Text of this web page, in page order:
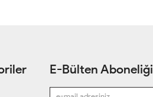
E-Bülten Aboneliği